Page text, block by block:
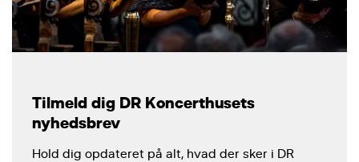
Tilmeld dig DR Koncerthusets
nyhedsbrev
Hold dig opdateret på alt, hvad der sker i DR